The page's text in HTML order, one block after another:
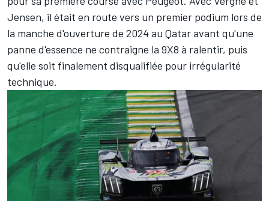
Jensen, il était en route vers un premier podium lors de
la manche d'ouverture de 2024 au Qatar avant qu'une
panne d'essence ne contraigne la 9X8 à ralentir, puis
qu'elle soit finalement disqualifiée pour irrégularité
technique.